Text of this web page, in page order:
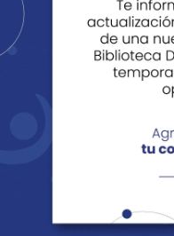
Revista Fácil Vivir
Sedes